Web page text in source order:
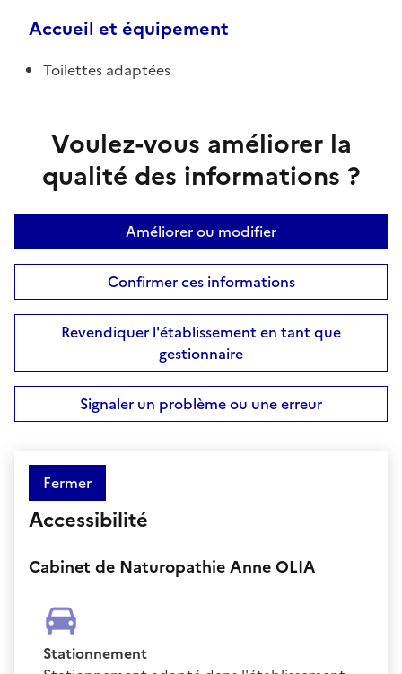
Accueil et équipement
Toilettes adaptées
Voulez-vous améliorer la
qualité des informations ?
Améliorer ou modifier
Confirmer ces informations
Revendiquer l'établissement en tant que
gestionnaire
Signaler un problème ou une erreur
Fermer
Accessibilité
Cabinet de Naturopathie Anne OLIA
Stationnement